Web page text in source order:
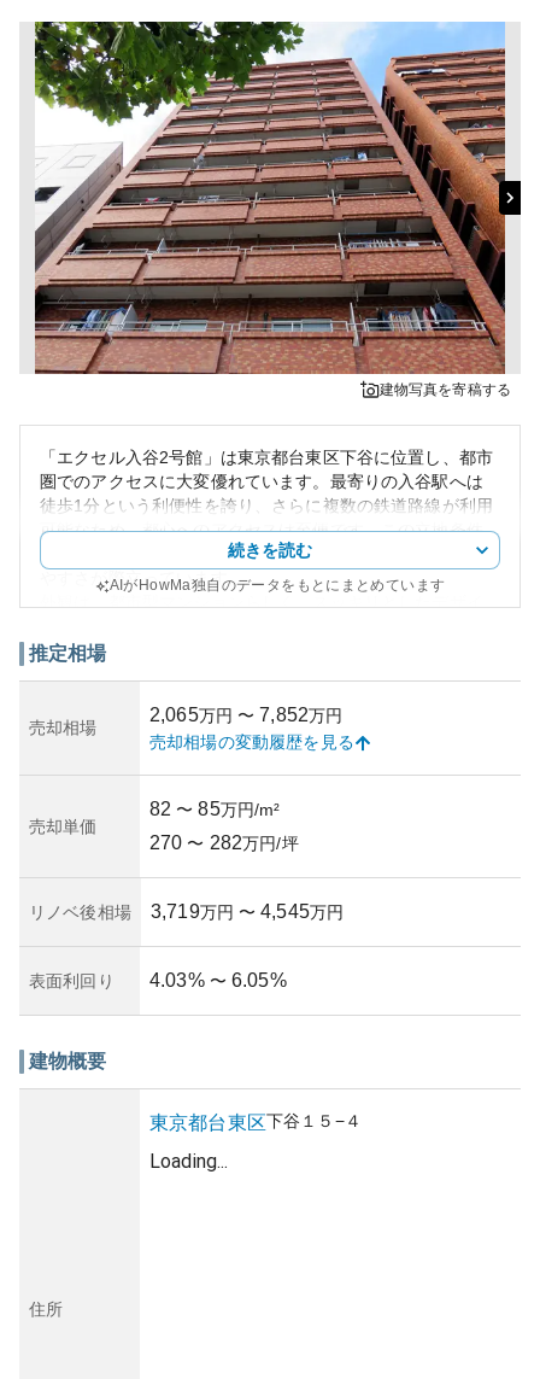
建物写真を寄稿する
「エクセル入谷2号館」は東京都台東区下谷に位置し、都市
圏でのアクセスに大変優れています。最寄りの入谷駅へは
徒歩1分という利便性を誇り、さらに複数の鉄道路線が利用
可能なため、都心へのアクセスは至便です。この立地条件
により、周辺地域には多くの商業施設が集まり、生活のし
やすさが際立っています。
もしっかりしているため、資産価値は保たれていると言え
す。
所有リスクに関しては、交通の便の良さにより賃貸需要が
高いため、空室リスクは比較的低いと推測されます。ただ
やすく、将来的な市場の動向には注意が必要です。買い手
や借り手市場の動向を定期的に追うことが、リスク管理に
続きを読む
AIがHowMa独自のデータをもとにまとめています
推定相場
売却相場
2,065万円 〜 7,852万円
売却相場の変動履歴を見る
売却単価
82 〜 85万円/m²
270 〜 282万円/坪
リノベ後相場 3,719万円 〜 4,545万円
表面利回り 4.03% 〜 6.05%
建物概要
住所
東京都台東区下谷１５−４
Loading...